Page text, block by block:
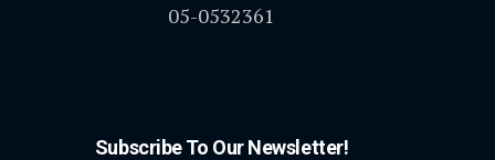
05-0532361
Subscribe To Our Newsletter!